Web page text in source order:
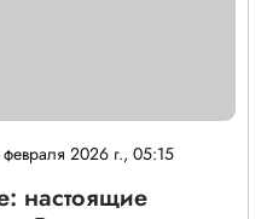
февраля 2026 г., 05:15
настоящие